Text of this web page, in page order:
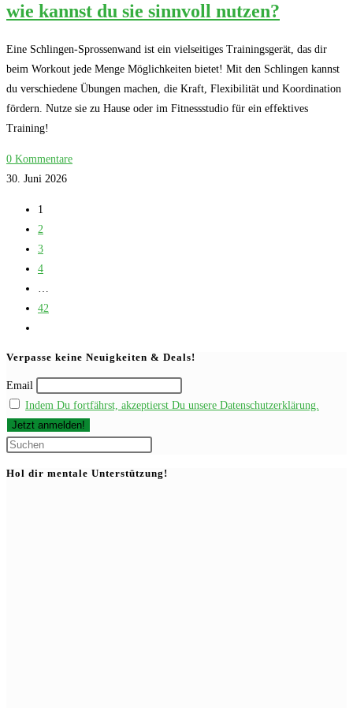
wie kannst du sie sinnvoll nutzen?
Eine Schlingen-Sprossenwand ist ein vielseitiges Trainingsgerät, das dir
beim Workout jede Menge Möglichkeiten bietet! Mit den Schlingen kannst
du verschiedene Übungen machen, die Kraft, Flexibilität und Koordination
fördern. Nutze sie zu Hause oder im Fitnessstudio für ein effektives
Training!
0 Kommentare
30. Juni 2026
1
2
3
4
…
42
Verpasse keine Neuigkeiten & Deals!
Email
Indem Du fortfährst, akzeptierst Du unsere Datenschutzerklärung.
Hol dir mentale Unterstützung!